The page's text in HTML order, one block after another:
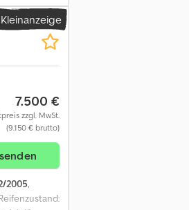
Alle
und
Kleinanzeige
7.500 €
zzgl. MwSt.
(9.150 € brutto)
2005,